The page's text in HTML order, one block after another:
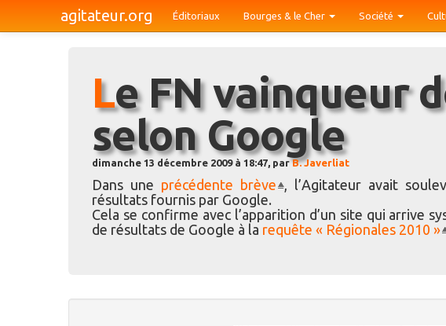
agitateur.org Éditoriaux Bourges & le Cher Société
Le FN vainqueur des régionales
selon Google
dimanche 13 décembre 2009 à 18:47, parB. Javerliat
Dans une précédente brève , l’Agitateur avait
résultats fournis par Google.
Cela se confirme avec l’apparition d’un site qui arrive
de résultats de Google à la requête « Régionales 2010 »